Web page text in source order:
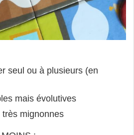
MOINS :
aux plus jeunes, mais les
» s’ennuieront rapidement
du Beau Temps ici
mois